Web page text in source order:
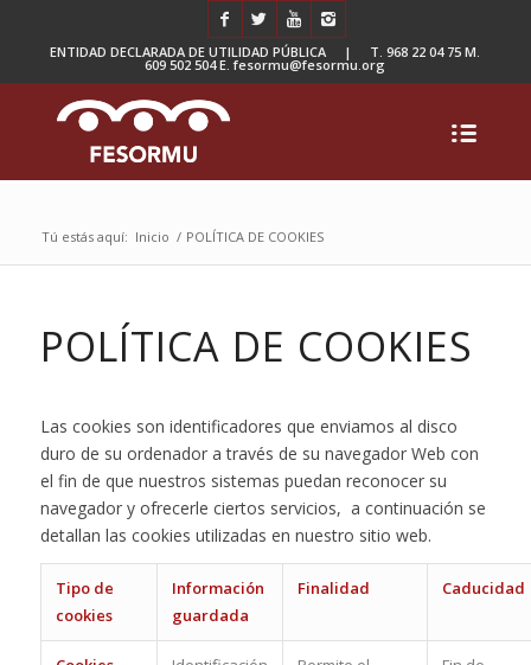
ENTIDAD DECLARADA DE UTILIDAD PÚBLICA | T. 968 22 04 75 M.
609 502 504 E. fesormu@fesormu.org
Tú estás aquí: Inicio / POLÍTICA DE COOKIES
POLÍTICA DE COOKIES
Las cookies son identificadores que enviamos al disco
duro de su ordenador a través de su navegador Web con
el fin de que nuestros sistemas puedan reconocer su
navegador y ofrecerle ciertos servicios, a continuación se
detallan las cookies utilizadas en nuestro sitio web.
Tipo de
cookies
Información
guardada
Finalidad Caducidad